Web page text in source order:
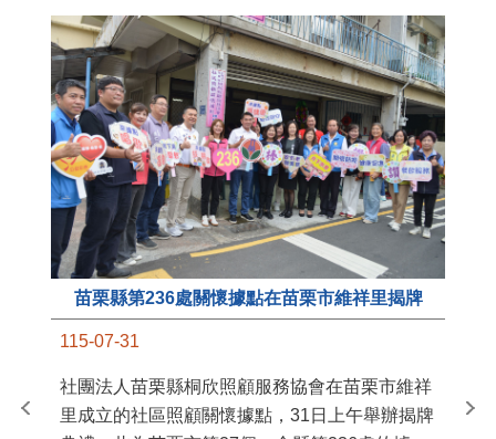
苗栗縣第236處關懷據點在苗栗市維祥里揭牌
115-07-31
社團法人苗栗縣桐欣照顧服務協會在苗栗市維祥
里成立的社區照顧關懷據點，31日上午舉辦揭牌